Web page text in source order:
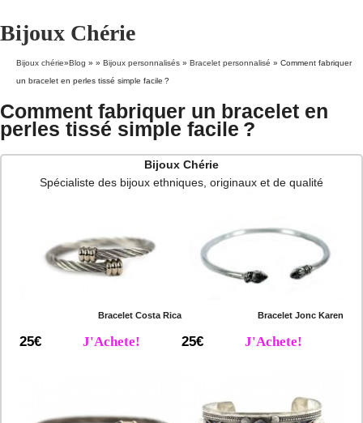
Bijoux Chérie
Bijoux chérie»Blog » » Bijoux personnalisés » Bracelet personnalisé » Comment fabriquer
un bracelet en perles tissé simple facile ?
Comment fabriquer un bracelet en
perles tissé simple facile ?
Bijoux Chérie
Spécialiste des bijoux ethniques, originaux et de qualité
Bracelet Costa Rica
25€ J'Achete!
Bracelet Jonc Karen
25€ J'Achete!